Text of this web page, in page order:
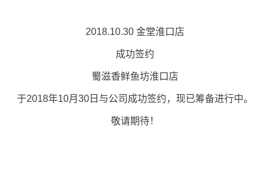
2018.10.30 金堂淮口店
成功签约
蜀滋香鲜鱼坊淮口店
于2018年10月30日与公司成功签约，现已筹备进行中。
敬请期待！